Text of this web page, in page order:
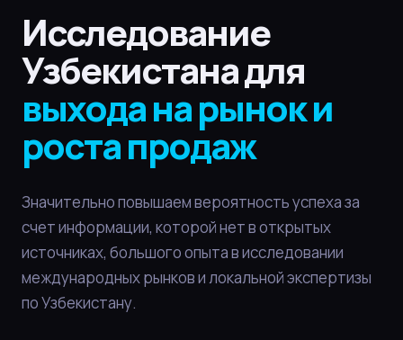
Исследование
Узбекистана для
выхода на рынок и
роста продаж
Значительно повышаем вероятность успеха за
счет информации, которой нет в открытых
источниках, большого опыта в исследовании
международных рынков и локальной экспертизы
по Узбекистану.